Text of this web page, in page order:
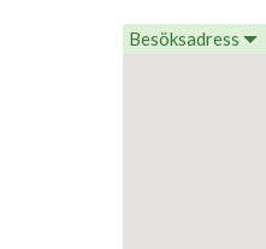
Besöksadress